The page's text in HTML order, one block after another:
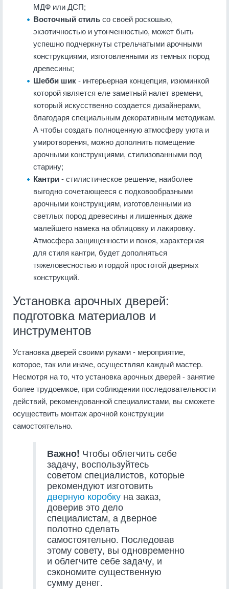
МДФ или ДСП;
Восточный стильсо своей роскошью,
экзотичностью и утонченностью, может быть
успешно подчеркнуты стрельчатыми арочными
конструкциями, изготовленными из темных пород
древесины;
Шебби шик- интерьерная концепция, изюминкой
которой является еле заметный налет времени,
который искусственно создается дизайнерами,
благодаря специальным декоративным методикам.
А чтобы создать полноценную атмосферу уюта и
умиротворения, можно дополнить помещение
арочными конструкциями, стилизованными под
старину;
Кантри- стилистическое решение, наиболее
выгодно сочетающееся с подковообразными
арочными конструкциям, изготовленными из
светлых пород древесины и лишенных даже
малейшего намека на облицовку и лакировку.
Атмосфера защищенности и покоя, характерная
для стиля кантри, будет дополняться
тяжеловесностью и гордой простотой дверных
конструкций.
Установка арочных дверей:
подготовка материалов и
инструментов
Установка дверей своими руками - мероприятие,
которое, так или иначе, осуществлял каждый мастер.
Несмотря на то, что установка арочных дверей - занятие
более трудоемкое, при соблюдении последовательности
действий, рекомендованной специалистами, вы сможете
осуществить монтаж арочной конструкции
самостоятельно.
Важно! Чтобы облегчить себе
задачу, воспользуйтесь
советом специалистов, которые
рекомендуют изготовить
дверную коробку на заказ,
доверив это дело
специалистам, а дверное
полотно сделать
самостоятельно. Последовав
этому совету, вы одновременно
и облегчите себе задачу, и
сэкономите существенную
сумму денег.